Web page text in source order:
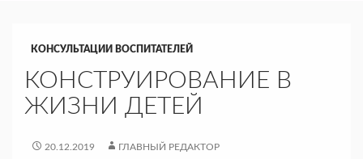
КОНСУЛЬТАЦИИ ВОСПИТАТЕЛЕЙ
КОНСТРУИРОВАНИЕ В
ЖИЗНИ ДЕТЕЙ
20.12.2019 ГЛАВНЫЙ РЕДАКТОР